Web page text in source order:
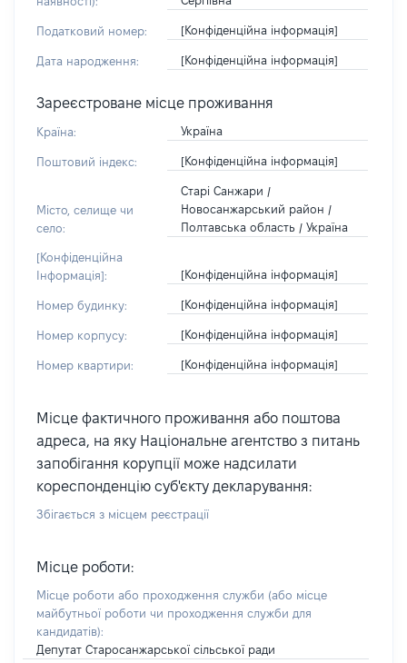
Податковий номер: [Конфіденційна інформація]
Дата народження: [Конфіденційна інформація]
Зареєстроване місце проживання
Країна: Україна
Поштовий індекс: [Конфіденційна інформація]
Місто, селище чи
село:
Старі Санжари /
Новосанжарський район /
Полтавська область / Україна
[Конфіденційна
Інформація]:
[Конфіденційна інформація]
Номер будинку: [Конфіденційна інформація]
Номер корпусу: [Конфіденційна інформація]
Номер квартири: [Конфіденційна інформація]
Місце фактичного проживання або поштова
адреса, на яку Національне агентство з питань
запобігання корупції може надсилати
кореспонденцію суб'єкту декларування:
Збігається з місцем реєстрації
Місце роботи:
Місце роботи або проходження служби (або місце
майбутньої роботи чи проходження служби для
кандидатів):
Депутат Старосанжарської сільської ради